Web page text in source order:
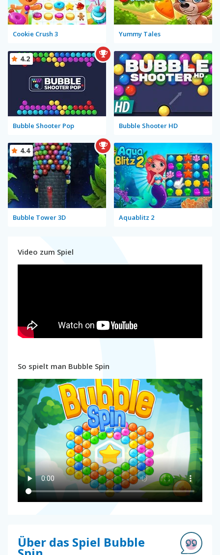
Cookie Crush 3 Yummy Tales
Bubble Shooter Pop
4.2
Bubble Shooter HD
Bubble Tower 3D
4.4
Aquablitz 2
Video zum Spiel
So spielt man Bubble Spin
Über das Spiel Bubble